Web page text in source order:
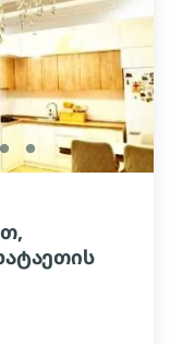
lens lens